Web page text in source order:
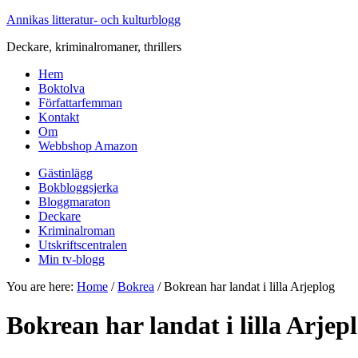
Annikas litteratur- och kulturblogg
Deckare, kriminalromaner, thrillers
Hem
Boktolva
Författarfemman
Kontakt
Om
Webbshop Amazon
Gästinlägg
Bokbloggsjerka
Bloggmaraton
Deckare
Kriminalroman
Utskriftscentralen
Min tv-blogg
You are here: Home / Bokrea /Bokrean har landat i lilla Arjeplog
Bokrean har landat i lilla